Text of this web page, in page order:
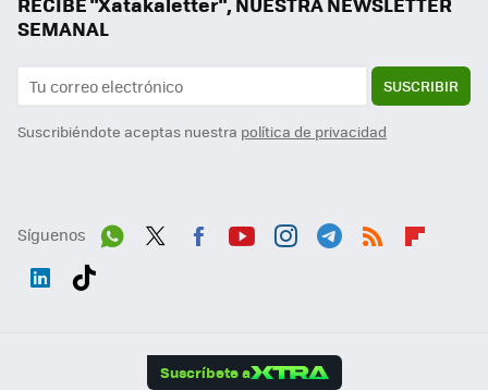
SEMANAL
SUSCRIBIR
Suscribiéndote aceptas nuestra política de privacidad
Síguenos
Suscríbete a